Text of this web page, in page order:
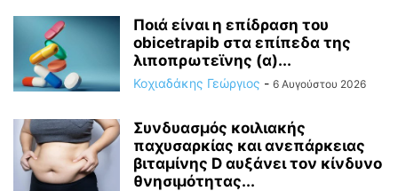
Ποιά είναι η επίδραση του
obicetrapib στα επίπεδα της
λιποπρωτεϊνης (α)...
Κοχιαδάκης Γεώργιος - 6 Αυγούστου 2026
Συνδυασμός κοιλιακής
παχυσαρκίας και ανεπάρκειας
βιταμίνης D αυξάνει τον κίνδυνο
θνησιμότητας...